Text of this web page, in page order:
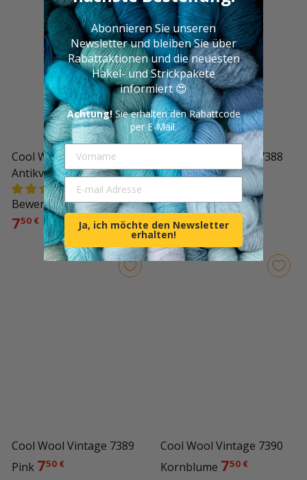
Cool Wool Vintage 7387
Antikviolett
2
Bewertungen
750 €
Cool Wool Vintage 7388
Orangebraun750 €
Cool Wool Vintage 7389
Pink 750 €
Cool Wool Vintage 7390
Kornblume 750 €
Abonnieren Sie unseren
Newsletter und bleiben Sie über
Rabattaktionen und die neuesten
Häkel- und Strickpakete
informiert 😍
Achtung!Sie erhalten den Rabattcode
per E-Mail.
Vorname
E-mail Adresse
Ja, ich möchte den Newsletter
erhalten!